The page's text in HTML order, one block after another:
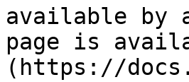
available by
page is
(https://